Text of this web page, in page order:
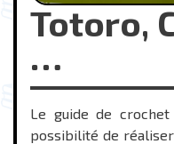
Totoro,
…
Le guide de
possibilité de réaliser